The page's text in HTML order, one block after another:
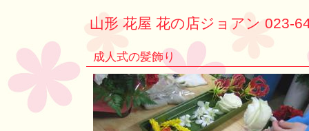
山形 花屋 花の店ジョアン 023-
成人式の髪飾り